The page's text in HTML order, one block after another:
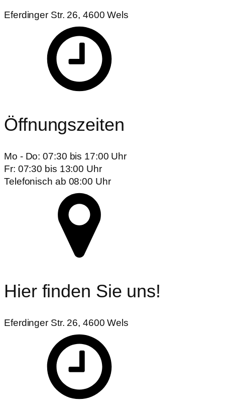
Eferdinger Str. 26, 4600 Wels
Öffnungszeiten
Mo - Do: 07:30 bis 17:00 Uhr
Fr: 07:30 bis 13:00 Uhr
Telefonisch ab 08:00 Uhr
Hier finden Sie uns!
Eferdinger Str. 26, 4600 Wels